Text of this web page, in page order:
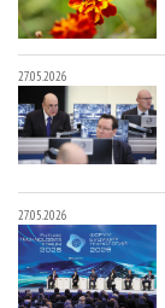
27.05.2026
27.05.2026